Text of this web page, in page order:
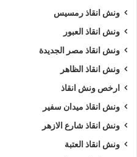
ونش انقاذ رمسيس
ونش انقاذ العبور
ونش انقاذ مصر الجديدة
ونش انقاذ الظاهر
ارخص ونش انقاذ
ونش انقاذ ميدان سفير
ونش انقاذ شارع الازهر
ونش انقاذ العتبة